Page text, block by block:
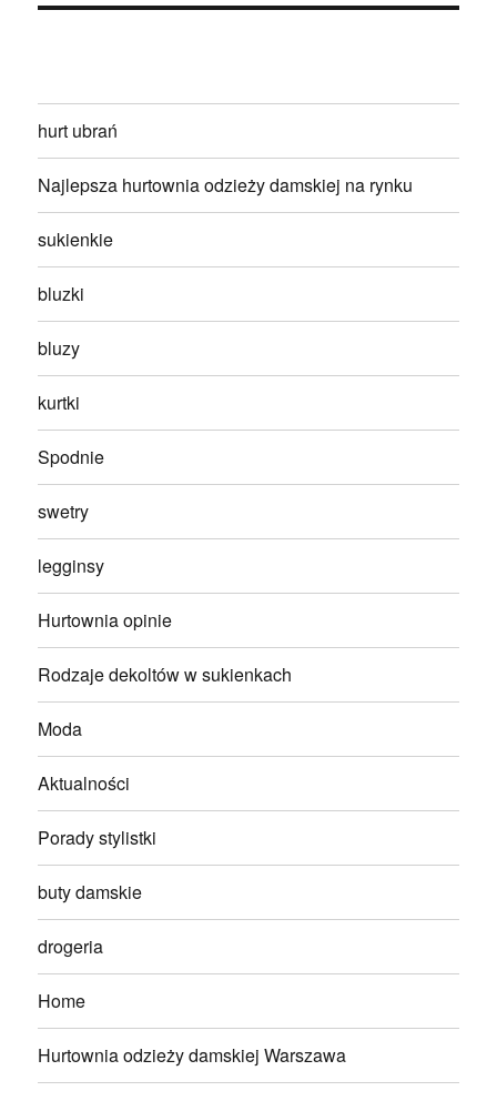
hurt ubrań
Najlepsza hurtownia odzieży damskiej na rynku
sukienkie
bluzki
bluzy
kurtki
Spodnie
swetry
legginsy
Hurtownia opinie
Rodzaje dekoltów w sukienkach
Moda
Aktualności
Porady stylistki
buty damskie
drogeria
Home
Hurtownia odzieży damskiej Warszawa